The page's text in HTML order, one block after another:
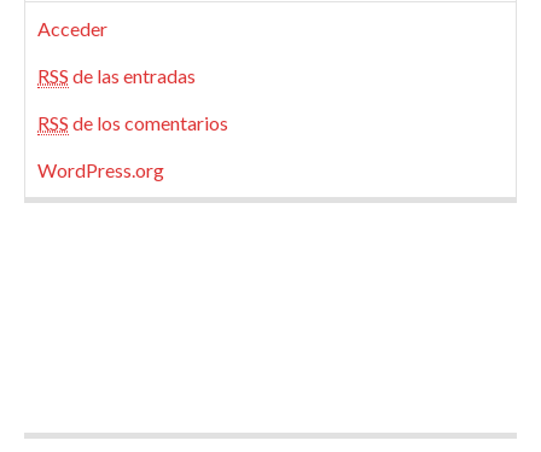
Acceder
RSS de las entradas
RSS de los comentarios
WordPress.org